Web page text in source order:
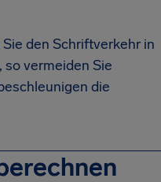
den Schriftverkehr in
vermeiden Sie
die